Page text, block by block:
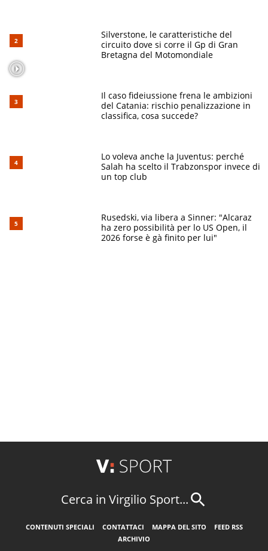
Silverstone, le caratteristiche del
circuito dove si corre il Gp di Gran
Bretagna del Motomondiale
Il caso fideiussione frena le ambizioni
del Catania: rischio penalizzazione in
classifica, cosa succede?
Lo voleva anche la Juventus: perché
Salah ha scelto il Trabzonspor invece di
un top club
Rusedski, via libera a Sinner: "Alcaraz
ha zero possibilità per lo US Open, il
2026 forse è gà finito per lui"
Cerca in Virgilio Sport...
CONTENUTI SPECIALI CONTATTACI MAPPA DEL SITO
FEED RSS
ARCHIVIO